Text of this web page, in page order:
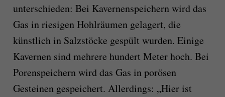
unterschieden: Bei Kavernenspeichern wird das
Gas in riesigen Hohlräumen gelagert, die
künstlich in Salzstöcke gespült wurden. Einige
Kavernen sind mehrere hundert Meter hoch. Bei
Porenspeichern wird das Gas in porösen
Gesteinen gespeichert. Allerdings: „Hier ist